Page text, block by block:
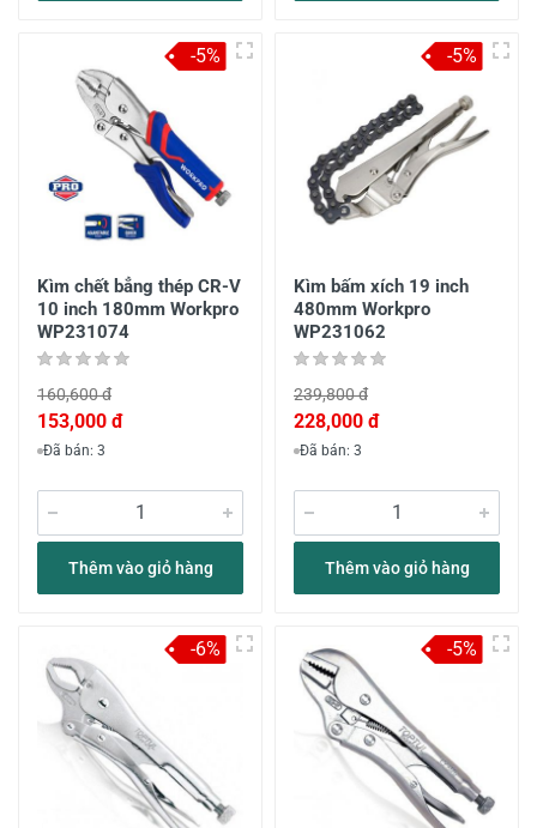
Kìm chết bẳng thép CR-V
10 inch 180mm Workpro
WP231074
160,600 đ
153,000 đ
Đã bán: 3
Thêm vào giỏ hàng
-5%
Kìm bấm xích 19 inch
480mm Workpro
WP231062
239,800 đ
228,000 đ
Đã bán: 3
Thêm vào giỏ hàng
-5%
-6% -5%